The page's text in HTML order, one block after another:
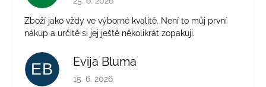
Zboží jako vždy ve výborné kvalitě. Není to můj první
nákup a určitě si jej ještě několikrát zopakuji.
EB Evija Bluma
Hodnocení obchodu je 5 z 5 hvězdiček.
15. 6. 2026